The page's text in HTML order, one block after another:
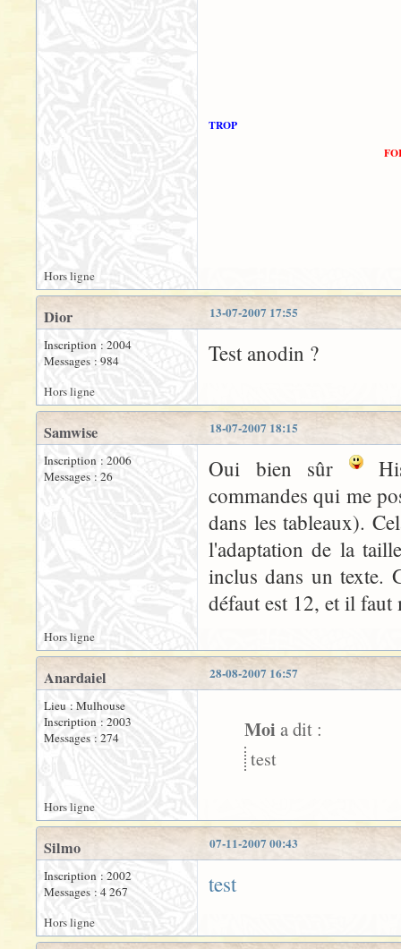
TROP
Hors ligne
13-07-2007 17:55
Dior
Inscription : 2004
Messages : 984
Test anodin ?
Hors ligne
18-07-2007 18:15
Samwise
Inscription : 2006
Messages : 26
Oui bien sûr
commandes qui me
dans les tableaux).
l'adaptation de la
inclus dans un texte.
défaut est 12, et il faut
Hors ligne
28-08-2007 16:57
Anardaiel
Lieu : Mulhouse
Inscription : 2003
Messages : 274
Moi a dit :
test
Hors ligne
07-11-2007 00:43
Silmo
Inscription : 2002
Messages : 4 267
test
Hors ligne